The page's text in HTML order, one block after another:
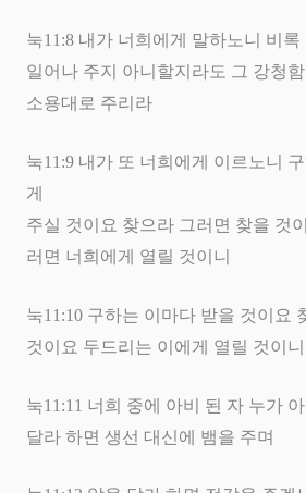
눅11:8 내가 너희에게 말하노니 비
일어나 주지 아니할지라도 그 강청
소용대로 주리라
눅11:9 내가 또 너희에게 이르노니
게
주실 것이요 찾으라 그러면 찾을 것
러면 너희에게 열릴 것이니
눅11:10 구하는 이마다 받을 것이요
것이요 두드리는 이에게 열릴 것이
눅11:11 너희 중에 아비 된 자 누가
달라 하면 생선 대신에 뱀을 주며